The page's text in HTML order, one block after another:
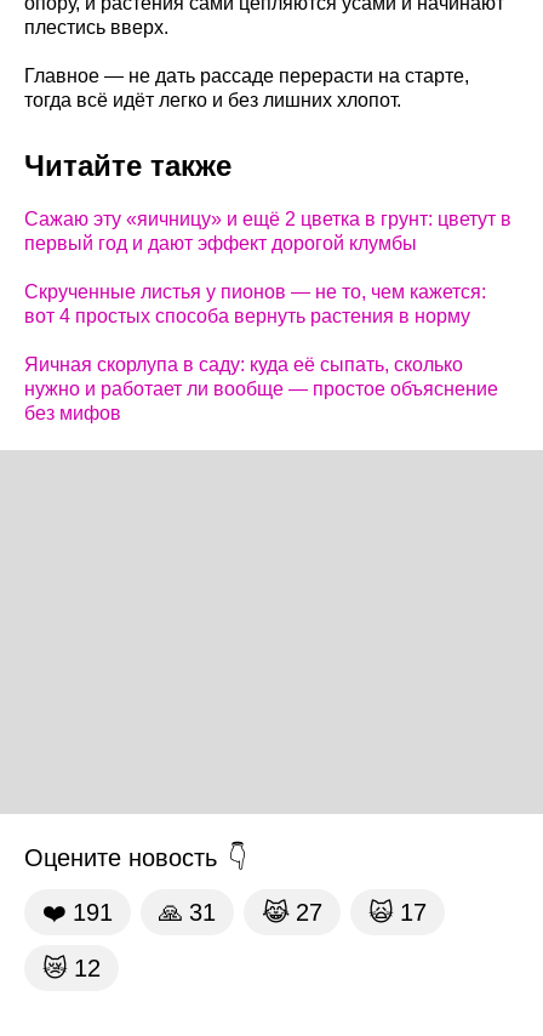
плестись вверх.
Главное — не дать рассаде перерасти на старте,
тогда всё идёт легко и без лишних хлопот.
Читайте также
Сажаю эту «яичницу» и ещё 2 цветка в грунт: цветут в
первый год и дают эффект дорогой клумбы
Скрученные листья у пионов — не то, чем кажется:
вот 4 простых способа вернуть растения в норму
Яичная скорлупа в саду: куда её сыпать, сколько
нужно и работает ли вообще — простое объяснение
без мифов
Оцените новость
❤️ 191 🙏 31 😹 27 🙀 17
😿 12